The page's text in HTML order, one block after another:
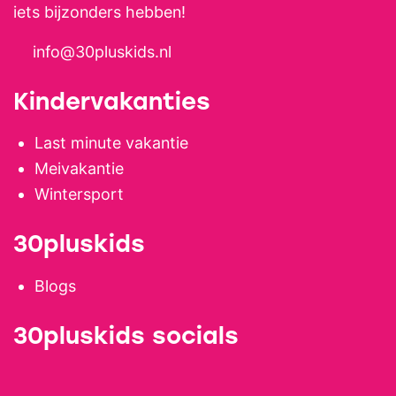
iets bijzonders hebben!
info@30pluskids.nl
Kindervakanties
Last minute vakantie
Meivakantie
Wintersport
30pluskids
Blogs
30pluskids socials